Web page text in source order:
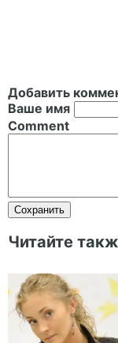
Добавить
Ваше имя
Comment
Читайте